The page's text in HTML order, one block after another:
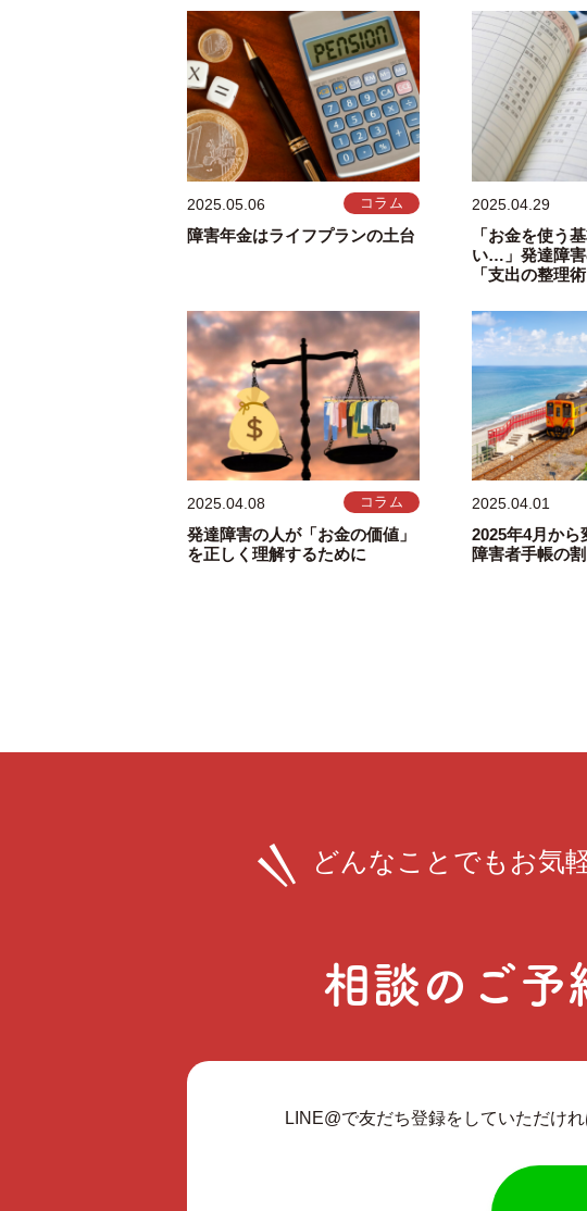
2025.05.06 コラム
障害年金はライフプランの土台
2025.04.29
「お金を使う
い…」発達障
「支出の整理術
2025.04.08 コラム
発達障害の人が「お金の価値」
を正しく理解するために
2025.04.01
2025年4月から
障害者手帳の割
どんなことでも お気
相談のご予
LINE@で友だち登録をしていただけ